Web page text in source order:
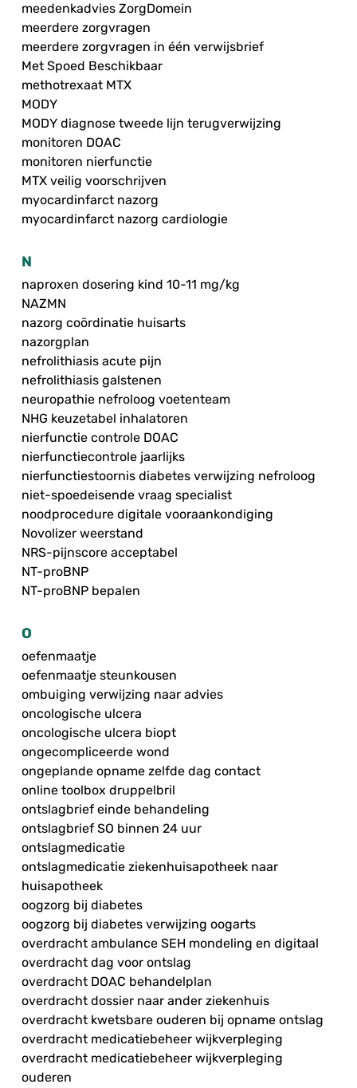
meedenkadvies ZorgDomein
meerdere zorgvragen
meerdere zorgvragen in één verwijsbrief
Met Spoed Beschikbaar
methotrexaat MTX
MODY
MODY diagnose tweede lijn terugverwijzing
monitoren DOAC
monitoren nierfunctie
MTX veilig voorschrijven
myocardinfarct nazorg
myocardinfarct nazorg cardiologie
N
naproxen dosering kind 10-11 mg/kg
NAZMN
nazorg coördinatie huisarts
nazorgplan
nefrolithiasis acute pijn
nefrolithiasis galstenen
neuropathie nefroloog voetenteam
NHG keuzetabel inhalatoren
nierfunctie controle DOAC
nierfunctiecontrole jaarlijks
nierfunctiestoornis diabetes verwijzing nefroloog
niet-spoedeisende vraag specialist
noodprocedure digitale vooraankondiging
Novolizer weerstand
NRS-pijnscore acceptabel
NT-proBNP
NT-proBNP bepalen
O
oefenmaatje
oefenmaatje steunkousen
ombuiging verwijzing naar advies
oncologische ulcera
oncologische ulcera biopt
ongecompliceerde wond
ongeplande opname zelfde dag contact
online toolbox druppelbril
ontslagbrief einde behandeling
ontslagbrief SO binnen 24 uur
ontslagmedicatie
ontslagmedicatie ziekenhuisapotheek naar
huisapotheek
oogzorg bij diabetes
oogzorg bij diabetes verwijzing oogarts
overdracht ambulance SEH mondeling en digitaal
overdracht dag voor ontslag
overdracht DOAC behandelplan
overdracht dossier naar ander ziekenhuis
overdracht kwetsbare ouderen bij opname ontslag
overdracht medicatiebeheer wijkverpleging
overdracht medicatiebeheer wijkverpleging
ouderen